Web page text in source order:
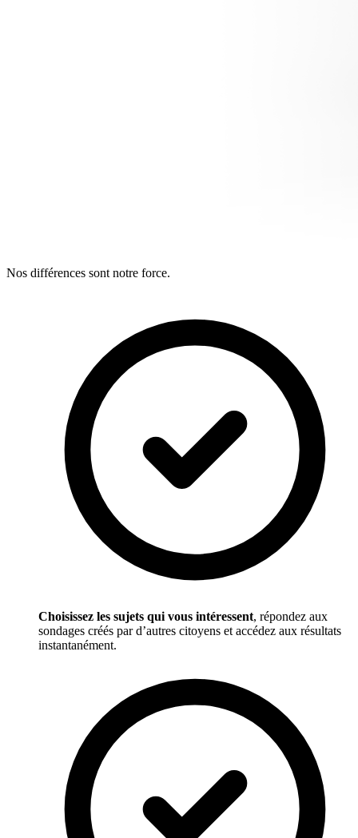
Nos différences sont notre force.
Choisissez les sujets qui vous intéressent, répondez aux
sondages créés par d’autres citoyens et accédez aux résultats
instantanément.